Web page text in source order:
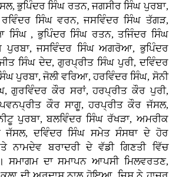
ਭੁਪਿੰਦਰ ਸਿੰਘ ਰਤਨ, ਜਗਸੀਰ ਸਿੰਘ ਪੁਰਬਾ,
ਸਿੰਘ ਵਰਨ, ਜਸਵਿੰਦਰ ਸਿੰਘ ਤੱਗੜ,
ਸਿੰਘ , ਭੁਪਿੰਦਰ ਸਿੰਘ ਰਤਨ, ਤਜਿੰਦਰ ਸਿੰਘ
ਪੁਰਬਾ, ਜਸਵਿੰਦਰ ਸਿੰਘ ਅਗਰੋਆ, ਭੁਪਿੰਦਰ
ਸਿੰਘ ਦੇਦ, ਗੁਰਪ੍ਰੀਤ ਸਿੰਘ ਪੁਰੀ, ਦਵਿੰਦਰ
ਪੁਰਬਾ, ਜੋਲੀ ਵਰਿਆ, ਹਰਵਿੰਦਰ ਸਿੰਘ, ਸੋਨੀ
ਗੁਰਵਿੰਦਰ ਕੌਰ ਸਰਾਂ, ਹਰਪ੍ਰੀਤ ਕੌਰ ਪੁਰੀ,
ਕੌਰ ਸਾਗੂ, ਹਰਪ੍ਰੀਤ ਕੌਰ ਜੱਸਲ,
ਪੁਰਬਾ, ਬਲਵਿੰਦਰ ਸਿੰਘ ਰੱਖੜਾ, ਅਮਰੀਕ
ਜੱਸਲ, ਦਵਿੰਦਰ ਸਿੰਘ ਸਮੇਤ ਸੰਸਥਾ ਦੇ ਹੋਰ
ਨਾਮਦੇਵ ਬਰਾਦਰੀ ਦੇ ਵੱਡੀ ਗਿਣਤੀ ਵਿੱਚ
ਸਮਾਗਮ ਦਾ ਸਮਾਪਨ ਆਪਸੀ ਮਿਲਵਰਤਣ,